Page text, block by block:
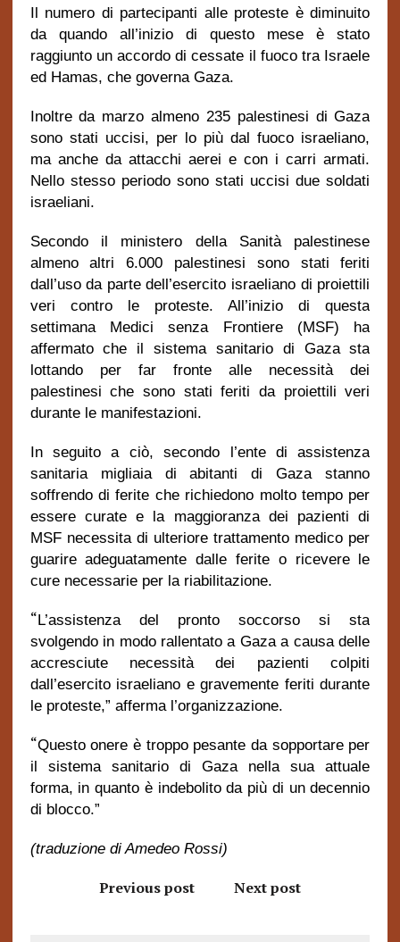
Il numero di partecipanti alle proteste è diminuito
da quando all’inizio di questo mese è stato
raggiunto un accordo di cessate il fuoco tra Israele
ed Hamas, che governa Gaza.
Inoltre da marzo almeno 235 palestinesi di Gaza
sono stati uccisi, per lo più dal fuoco israeliano,
ma anche da attacchi aerei e con i carri armati.
Nello stesso periodo sono stati uccisi due soldati
israeliani.
Secondo il ministero della Sanità palestinese
almeno altri 6.000 palestinesi sono stati feriti
dall’uso da parte dell’esercito israeliano di proiettili
veri contro le proteste. All’inizio di questa
settimana Medici senza Frontiere (MSF) ha
affermato che il sistema sanitario di Gaza sta
lottando per far fronte alle necessità dei
palestinesi che sono stati feriti da proiettili veri
durante le manifestazioni.
In seguito a ciò, secondo l’ente di assistenza
sanitaria migliaia di abitanti di Gaza stanno
soffrendo di ferite che richiedono molto tempo per
essere curate e la maggioranza dei pazienti di
MSF necessita di ulteriore trattamento medico per
guarire adeguatamente dalle ferite o ricevere le
cure necessarie per la riabilitazione.
“L’assistenza del pronto soccorso si sta
svolgendo in modo rallentato a Gaza a causa delle
accresciute necessità dei pazienti colpiti
dall’esercito israeliano e gravemente feriti durante
le proteste,” afferma l’organizzazione.
“Questo onere è troppo pesante da sopportare per
il sistema sanitario di Gaza nella sua attuale
forma, in quanto è indebolito da più di un decennio
di blocco.”
(traduzione di Amedeo Rossi)
Previous post Next post